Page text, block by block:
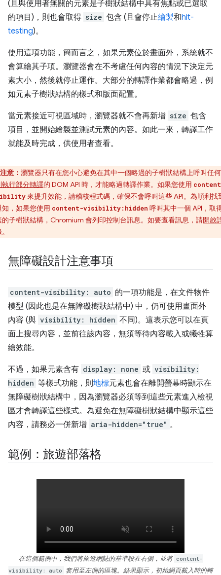
(且與使用者無關的元素是子樹狀結構中具有焦點或已選取
的項目)，則也會取得 size 包含 (且會停止繪製和hit-
testing)。
使用這項功能，簡而言之，如果元素位於畫面外，系統就不
會算繪其子項。瀏覽器會在不考慮任何內容的情況下決定元
素大小，然後就停止運作。大部分的轉譯作業都會略過，例
如元素子樹狀結構的樣式和版面配置。
當元素接近可視區域時，瀏覽器就不會再新增 size 包含
項目，並開始繪製並測試元素的內容。如此一來，轉譯工作
就能及時完成，供使用者查看。
注意： 瀏覽器只有在您小心避免在其中一個略過的子樹狀結構上呼叫任
執行部分轉譯的 DOM API 時，才能略過轉譯作業。如果您使用
來提升效能，請稽核程式碼，確保不會呼叫這些 API。為順利找
知，如果您使用 content-visibility:hidden 呼叫其中一個 API，取
的子樹狀結構，Chromium 會列印控制台訊息。如要查看訊息，請開啟
。
無障礙設計注意事項
content-visibility: auto 的一項功能是，在文件物件
模型 (因此也是在無障礙樹狀結構中) 中，仍可使用畫面外
內容 (與 visibility: hidden 不同)。這表示您可以在頁
面上搜尋內容，並前往該內容，無須等待內容載入或犧牲算
繪效能。
不過，如果元素含有 display: none 或 visibility:
hidden 等樣式功能，則地標元素也會在離開螢幕時顯示在
無障礙樹狀結構中，因為瀏覽器必須等到這些元素進入檢視
區才會轉譯這些樣式。為避免在無障礙樹狀結構中顯示這些
內容，請務必一併新增 aria-hidden="true" 。
範例：旅遊部落格
在這個範例中，我們將旅遊網誌的基準設在右側，並將 content-
visibility: auto 套用至左側的區塊。結果顯示，初始網頁載入時的轉